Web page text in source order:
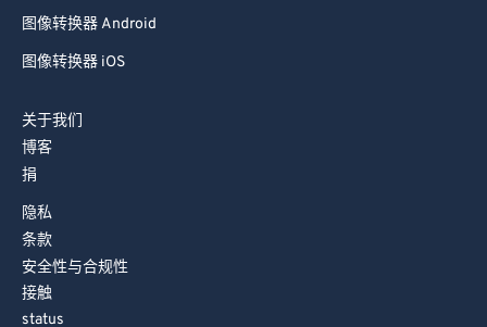
图像转换器 Android
图像转换器 iOS
关于我们
博客
捐
隐私
条款
安全性与合规性
接触
status